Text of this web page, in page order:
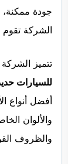
جودة
الشركة
تتميز
للسيارات
أفضل أنواع
والألوان
والظروف